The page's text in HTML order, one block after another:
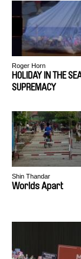
Roger Horn
HOLIDAY IN THE
SUPREMACY
Shin Thandar
Worlds Apart